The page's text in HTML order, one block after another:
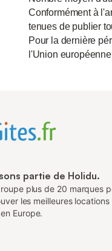
Conformément à
tenues de publier
Pour la dernière
l'Union
partie de Holidu.
plus de 20 marques
les meilleures locations
Europe.